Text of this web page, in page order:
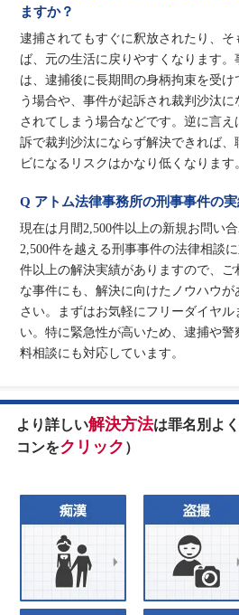
ますか？
逮捕されてもすぐに釈放されたり、
ば、元の生活に戻りやすくなります
は、逮捕後に長期間の身柄拘束を受け
う場合や、事件が起訴され裁判沙汰
されてしまう場合などです。逆に言
訴で裁判沙汰にならず解決できれば、
ビになるリスクはかなり低くなります
Q アトム法律事務所の刑事事件の実
現在は月間2,500件以上の新規お問い
2,500件を越える刑事事件の法律相談
件以上の解決実績がありますので、ご
な事件にも、解決に向けたノウハウ
さい。まずはお気軽にフリーダイヤル
い。特に緊急性が高いため、逮捕や
料相談にも対応しています。
より詳しい解決方法は罪名別よ
コンをクリック ）